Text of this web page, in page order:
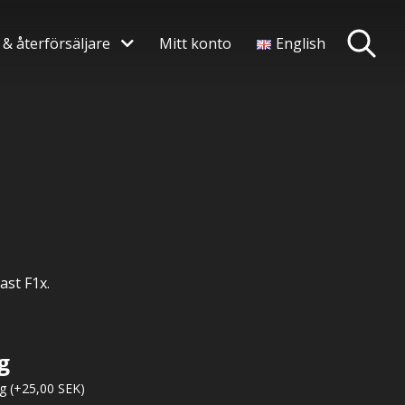
återförsäljare Mitt konto English
F1x.
(+25,00 SEK)